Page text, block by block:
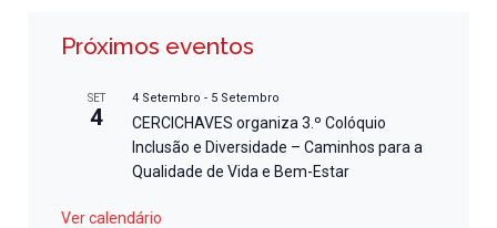
Próximos eventos
SET
4
4 Setembro - 5 Setembro
CERCICHAVES organiza 3.º Colóquio
Inclusão e Diversidade – Caminhos para a
Qualidade de Vida e Bem-Estar
Ver calendário